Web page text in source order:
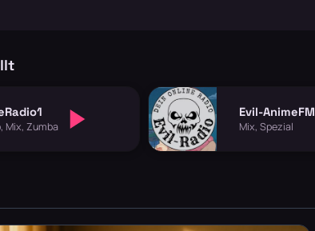
Mix, Zumba
Evil-AnimeFM
Mix, Spezial